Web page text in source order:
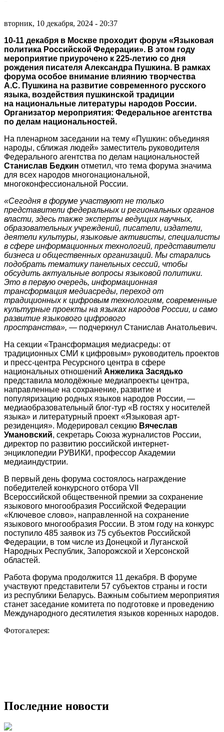
вторник, 10 декабря, 2024 - 20:37
10-11 декабря в Москве проходит форум «Языковая
политика Российской Федерации». В этом году
мероприятие приурочено к 225-летию со дня
рождения писателя Александра Пушкина. В рамках
форума особое внимание влиянию творчества
А.С. Пушкина на развитие современного русского
языка, воздействия пушкинской традиции
на национальные литературы народов России.
Организатор мероприятия: Федеральное агентства
по делам национальностей.
На пленарном заседании на тему «Пушкин: объединяя
народы, сближая людей» заместитель руководителя
Федерального агентства по делам национальностей
Станислав Бедкин отметил, что тема форума значима
для всех народов многонациональной,
многоконфессиональной России.
«Сегодня в форуме участвуют не только
представители федеральных и региональных органов
власти, здесь также эксперты ведущих научных,
образовательных учреждений, писатели, издатели,
деятели культуры, языковые активисты, специалисты
в сфере информационных технологий, представители
бизнеса и общественных организаций. Мы старались
подобрать тематику панельных сессий, чтобы
обсудить актуальные вопросы языковой политики.
Это в первую очередь, информационная
трансформация медиасреды, переход от
традиционных к цифровым технологиям, современные
культурные проекты на языках народов России, и само
развитие языкового цифрового
пространства», — подчеркнул Станислав Анатольевич.
На секции «Трансформация медиасреды: от
традиционных СМИ к цифровым» руководитель проектов
и пресс-центра Ресурсного центра в сфере
национальных отношений Анжелика Засядько
представила молодёжные медиапроекты центра,
направленные на сохранение, развитие и
популяризацию родных языков народов России, —
медиаобразовательный блог-тур «В гостях у носителей
языка» и литературный проект «Языковая арт-
резиденция». Модерировал секцию Вячеслав
Умановский, секретарь Союза журналистов России,
директор по развитию российской интернет-
энциклопедии РУВИКИ, профессор Академии
медиаиндустрии.
В первый день форума состоялось награждение
победителей конкурсного отбора VII
Всероссийской общественной премии за сохранение
языкового многообразия Российской Федерации
«Ключевое слово», направленной на сохранение
языкового многообразия России. В этом году на конкурс
поступило 485 заявок из 75 субъектов Российской
Федерации, в том числе из Донецкой и Луганской
Народных Республик, Запорожской и Херсонской
областей.
Работа форума продолжится 11 декабря. В форуме
участвуют представители 57 субъектов страны и гости
из республики Беларусь. Важным событием мероприятия
станет заседание комитета по подготовке и проведению
Международного десятилетия языков коренных народов.
Фотогалерея:
Последние новости